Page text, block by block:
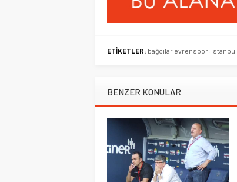
ETİKETLER: bağcılar evrenspor, istanbul
BENZER KONULAR